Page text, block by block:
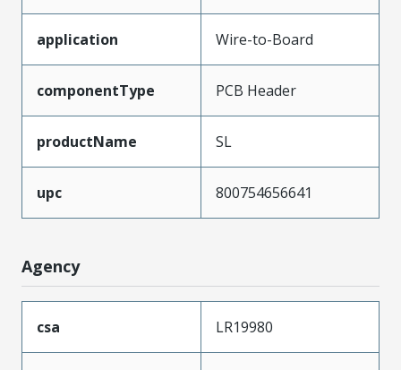
application Wire-to-Board
componentType PCB Header
productName SL
upc 800754656641
Agency
csa LR19980